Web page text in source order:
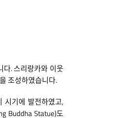
다. 스리랑카와 이웃
조성하였습니다.
시기에 발전하였고,
Buddha Statue)도